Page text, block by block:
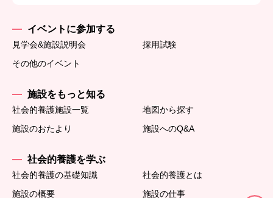
イベントに参加する
見学会&施設説明会
採用試験
その他のイベント
施設をもっと知る
社会的養護施設一覧
地図から探す
施設のおたより
施設へのQ&A
社会的養護を学ぶ
社会的養護の基礎知識
社会的養護とは
施設の概要
施設の仕事